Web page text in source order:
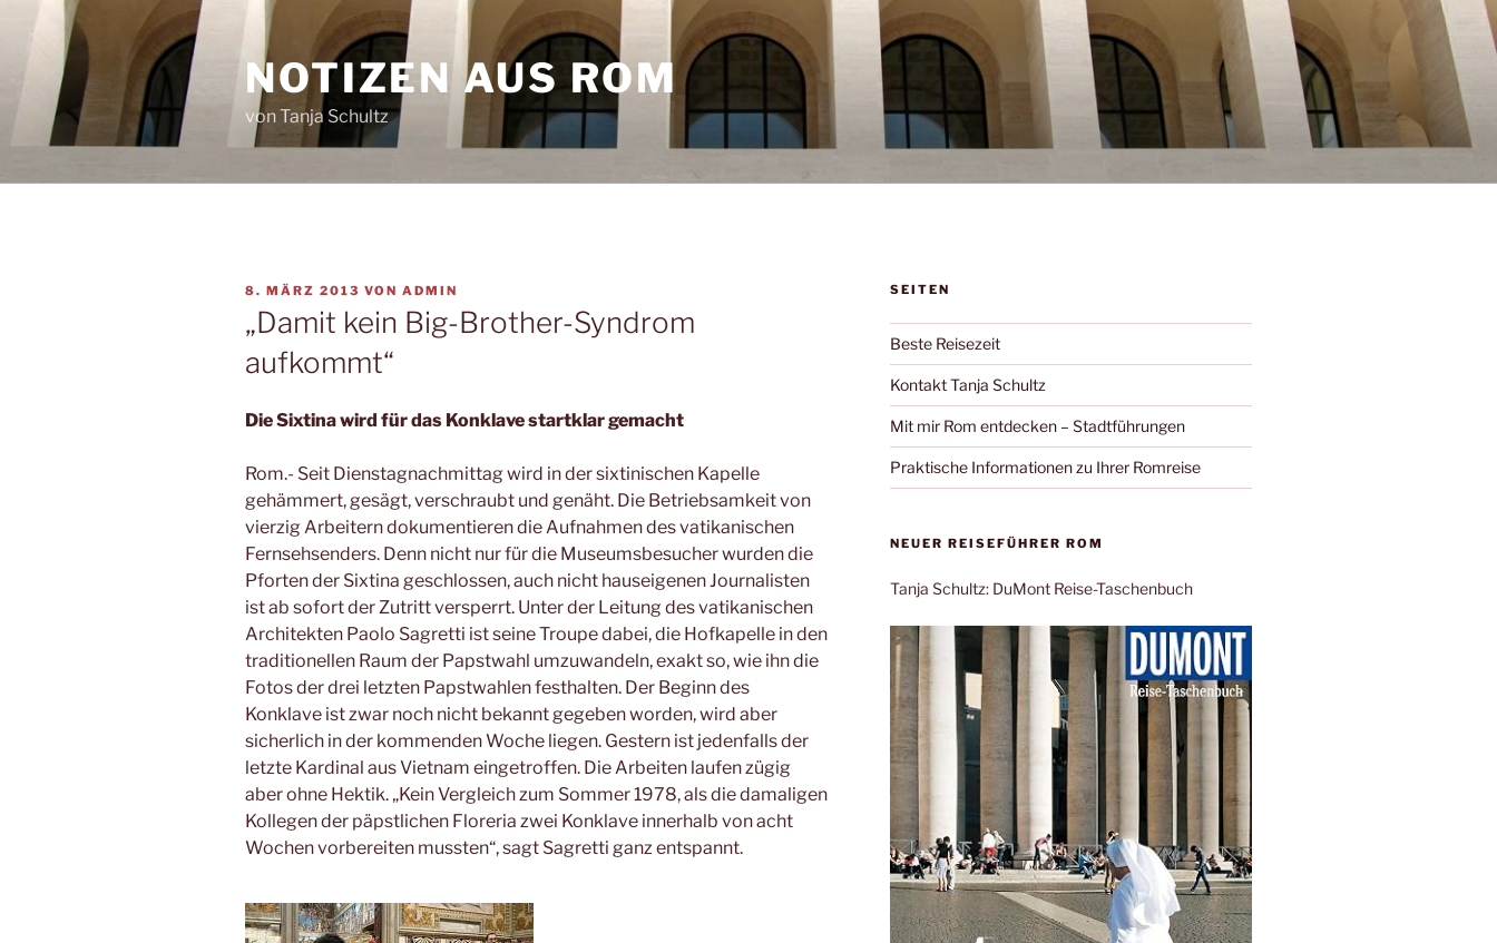
springen
NOTIZEN AUS ROM
von Tanja Schultz
VERÖFFENTLICHT
AM
8. MÄRZ 2013 VON ADMIN
„Damit kein Big-Brother-Syndrom
aufkommt“
Die Sixtina wird für das Konklave startklar gemacht
Rom.- Seit Dienstagnachmittag wird in der sixtinischen Kapelle
gehämmert, gesägt, verschraubt und genäht. Die Betriebsamkeit von
vierzig Arbeitern dokumentieren die Aufnahmen des vatikanischen
Fernsehsenders. Denn nicht nur für die Museumsbesucher wurden die
Pforten der Sixtina geschlossen, auch nicht hauseigenen Journalisten
ist ab sofort der Zutritt versperrt. Unter der Leitung des vatikanischen
Architekten Paolo Sagretti ist seine Troupe dabei, die Hofkapelle in den
traditionellen Raum der Papstwahl umzuwandeln, exakt so, wie ihn die
Fotos der drei letzten Papstwahlen festhalten. Der Beginn des
Konklave ist zwar noch nicht bekannt gegeben worden, wird aber
sicherlich in der kommenden Woche liegen. Gestern ist jedenfalls der
letzte Kardinal aus Vietnam eingetroffen. Die Arbeiten laufen zügig
aber ohne Hektik. „Kein Vergleich zum Sommer 1978, als die damaligen
Kollegen der päpstlichen Floreria zwei Konklave innerhalb von acht
Wochen vorbereiten mussten“, sagt Sagretti ganz entspannt.
SEITEN
Beste Reisezeit
Kontakt Tanja Schultz
Mit mir Rom entdecken – Stadtführungen
Praktische Informationen zu Ihrer Romreise
NEUER REISEFÜHRER ROM
Tanja Schultz: DuMont Reise-Taschenbuch